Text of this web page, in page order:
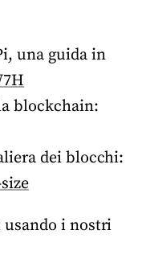
una guida in
blockchain:
dei blocchi:
usando i nostri